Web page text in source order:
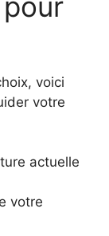
voici
votre
actuelle
votre